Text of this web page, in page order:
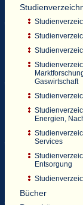
Gaswirtschaft
Energien,
Services
Entsorgung
Bücher